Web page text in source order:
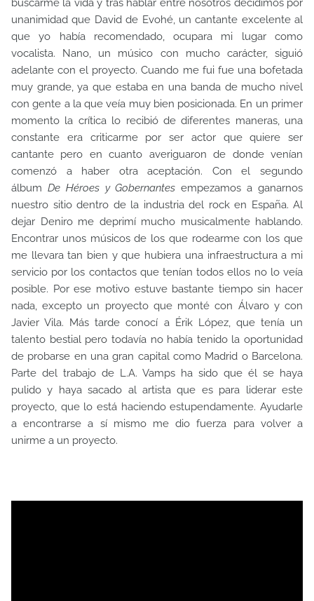
buscarme la vida y tras hablar entre nosotros decidimos por
unanimidad que David de Evohé, un cantante excelente al
que yo había recomendado, ocupara mi lugar como
vocalista. Nano, un músico con mucho carácter, siguió
adelante con el proyecto. Cuando me fui fue una bofetada
muy grande, ya que estaba en una banda de mucho nivel
con gente a la que veía muy bien posicionada. En un primer
momento la crítica lo recibió de diferentes maneras, una
constante era criticarme por ser actor que quiere ser
cantante pero en cuanto averiguaron de donde venían
comenzó a haber otra aceptación. Con el segundo
álbum De Héroes y Gobernantes empezamos a ganarnos
nuestro sitio dentro de la industria del rock en España. Al
dejar Deniro me deprimí mucho musicalmente hablando.
Encontrar unos músicos de los que rodearme con los que
me llevara tan bien y que hubiera una infraestructura a mi
servicio por los contactos que tenían todos ellos no lo veía
posible. Por ese motivo estuve bastante tiempo sin hacer
nada, excepto un proyecto que monté con Álvaro y con
Javier Vila. Más tarde conocí a Érik López, que tenía un
talento bestial pero todavía no había tenido la oportunidad
de probarse en una gran capital como Madrid o Barcelona.
Parte del trabajo de L.A. Vamps ha sido que él se haya
pulido y haya sacado al artista que es para liderar este
proyecto, que lo está haciendo estupendamente. Ayudarle
a encontrarse a sí mismo me dio fuerza para volver a
unirme a un proyecto.